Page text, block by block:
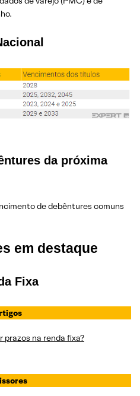
da próxima
de debêntures comuns
em destaque
Fixa
prazos na renda fixa?